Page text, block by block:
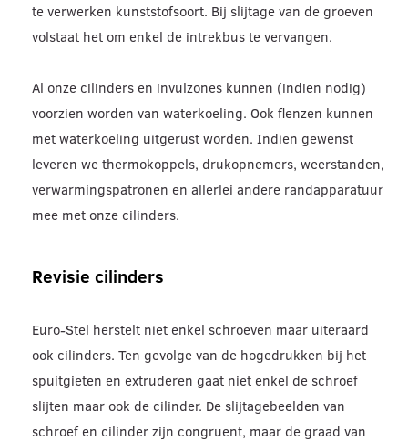
te verwerken kunststofsoort. Bij slijtage van de groeven
volstaat het om enkel de intrekbus te vervangen.
Al onze cilinders en invulzones kunnen (indien nodig)
voorzien worden van waterkoeling. Ook flenzen kunnen
met waterkoeling uitgerust worden. Indien gewenst
leveren we thermokoppels, drukopnemers, weerstanden,
verwarmingspatronen en allerlei andere randapparatuur
mee met onze cilinders.
Revisie cilinders
Euro-Stel herstelt niet enkel schroeven maar uiteraard
ook cilinders. Ten gevolge van de hogedrukken bij het
spuitgieten en extruderen gaat niet enkel de schroef
slijten maar ook de cilinder. De slijtagebeelden van
schroef en cilinder zijn congruent, maar de graad van